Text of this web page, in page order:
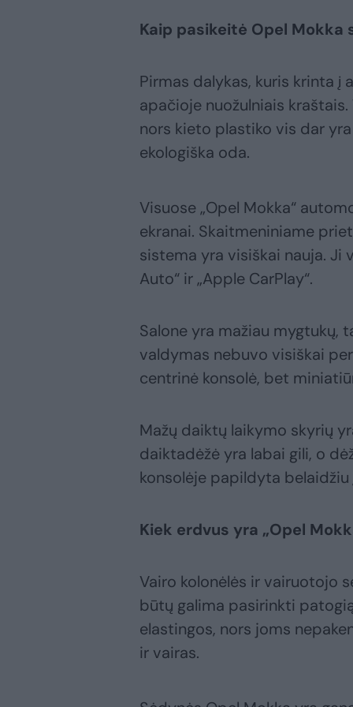
Kaip pasikeitė Opel Mokka
Pirmas dalykas, kuris krinta į
apačioje nuožulniais
nors kieto plastiko vis dar
ekologiška oda.
Visuose „Opel Mokka“
ekranai. Skaitmeniniame
sistema yra visiškai nauja. Ji
Auto“ ir „Apple CarPlay“.
Salone yra mažiau mygtukų,
valdymas nebuvo visiškai
centrinė konsolė, bet
Mažų daiktų laikymo skyrių
daiktadėžė yra labai gili, o
konsolėje papildyta
Kiek erdvus yra „Opel
Vairo kolonėlės ir vairuotojo
būtų galima pasirinkti
elastingos, nors joms
ir vairas.